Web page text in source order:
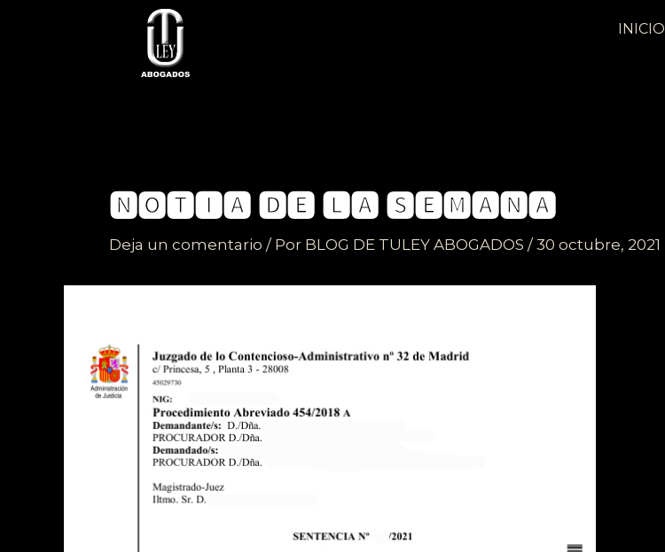
INICIO
🅽🅾🆃🅸🅰 🅳🅴 🅻🅰 🆂🅴🅼🅰🅽🅰
Deja un comentario / Por BLOG DE TULEY ABOGADOS /30 octubre, 2021